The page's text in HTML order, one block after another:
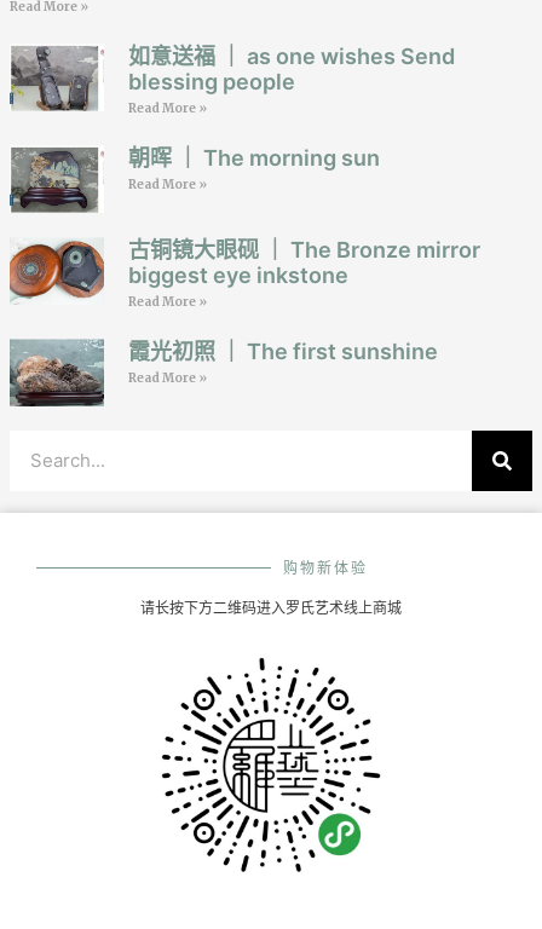
Read More »
如意送福 ｜ as one wishes Send
blessing people
Read More »
朝晖 ｜ The morning sun
Read More »
古铜镜大眼砚 ｜ The Bronze mirror
biggest eye inkstone
Read More »
霞光初照 ｜ The first sunshine
Read More »
购物新体验
请长按下方二维码进入罗氏艺术线上商城